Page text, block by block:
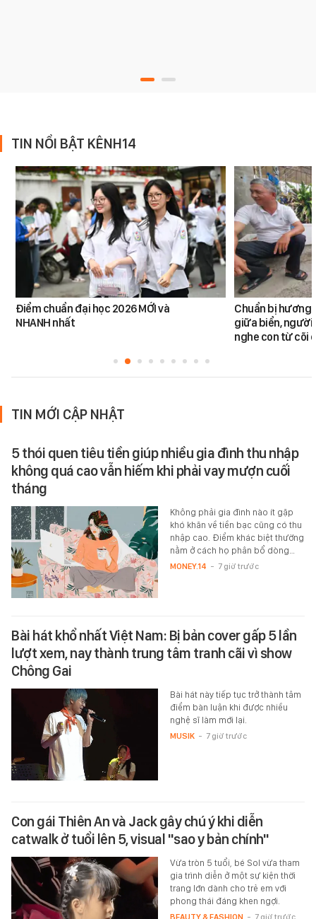
TIN NỔI BẬT KÊNH14
Điểm chuẩn đại học 2026 MỚI và
NHANH nhất
Chuẩn bị hương
giữa biển,
nghe con từ cõi
TIN MỚI CẬP NHẬT
5 thói quen tiêu tiền giúp nhiều gia đình thu nhập
không quá cao vẫn hiếm khi phải vay mượn cuối
tháng
Không phải gia đình nào ít gặp
khó khăn về tiền bạc cũng có thu
nhập cao. Điểm khác biệt thường
nằm ở cách họ phân bổ dòng…
MONEY.14 - 7 giờ trước
Bài hát khổ nhất Việt Nam: Bị bản cover gấp 5 lần
lượt xem, nay thành trung tâm tranh cãi vì show
Chông Gai
Bài hát này tiếp tục trở thành tâm
điểm bàn luận khi được nhiều
nghệ sĩ làm mới lại.
MUSIK - 7 giờ trước
Con gái Thiên An và Jack gây chú ý khi diễn
catwalk ở tuổi lên 5, visual "sao y bản chính"
Vừa tròn 5 tuổi, bé Sol vừa tham
gia trình diễn ở một sự kiện thời
trang lớn dành cho trẻ em với
phong thái đáng khen ngợi.
BEAUTY & FASHION - 7 giờ trước